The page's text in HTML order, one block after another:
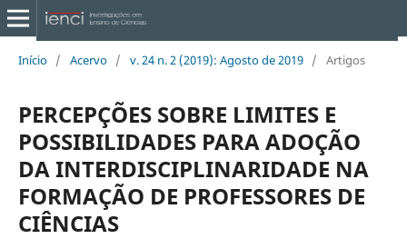
Início / Acervo / v. 24 n. 2 (2019): Agosto de 2019 / Artigos
PERCEPÇÕES SOBRE LIMITES E
POSSIBILIDADES PARA ADOÇÃO
DA INTERDISCIPLINARIDADE NA
FORMAÇÃO DE PROFESSORES DE
CIÊNCIAS